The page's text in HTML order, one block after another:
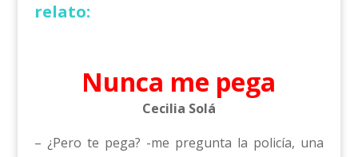
relato:
Nunca me pega
Cecilia Solá
– ¿Pero te pega? -me pregunta la policía, una